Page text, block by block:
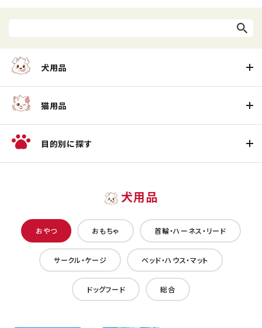
犬用品
猫用品
目的別に探す
犬用品
おやつ おもちゃ 首輪・ハーネス・リード
サークル・ケージ ベッド・ハウス・マット
ドッグフード 総合